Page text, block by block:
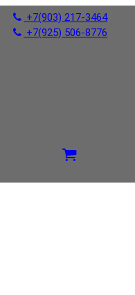
+7(903) 217-3464
+7(925) 506-8776